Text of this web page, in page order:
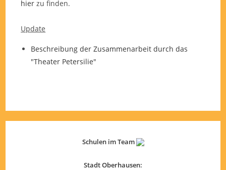
hierzu finden.
Update
Beschreibung der Zusammenarbeit durch das
"Theater Petersilie"
Schulen im Team
Stadt Oberhausen: